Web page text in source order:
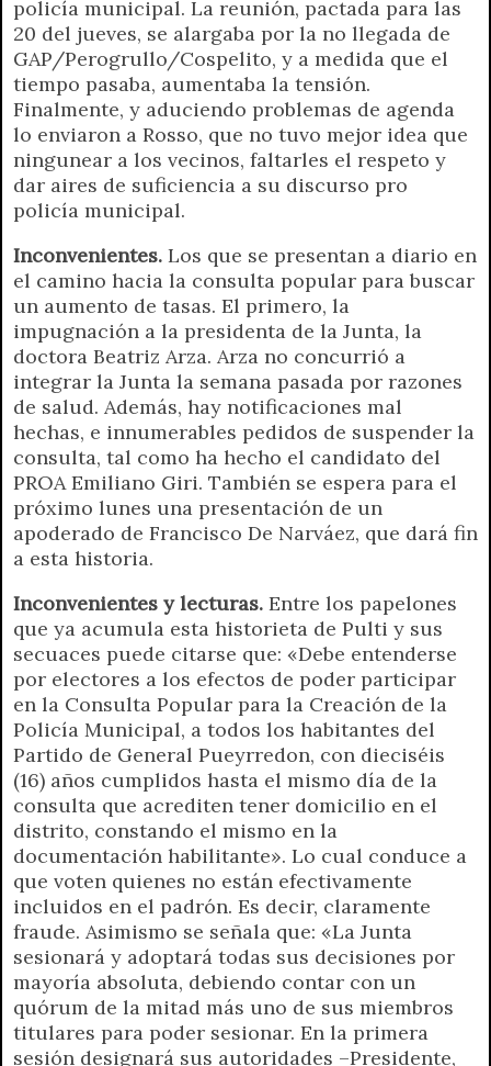
policía municipal. La reunión, pactada para las
20 del jueves, se alargaba por la no llegada de
GAP/Perogrullo/Cospelito, y a medida que el
tiempo pasaba, aumentaba la tensión.
Finalmente, y aduciendo problemas de agenda
lo enviaron a Rosso, que no tuvo mejor idea que
ningunear a los vecinos, faltarles el respeto y
dar aires de suficiencia a su discurso pro
policía municipal.
Inconvenientes. Los que se presentan a diario en
el camino hacia la consulta popular para buscar
un aumento de tasas. El primero, la
impugnación a la presidenta de la Junta, la
doctora Beatriz Arza. Arza no concurrió a
integrar la Junta la semana pasada por razones
de salud. Además, hay notificaciones mal
hechas, e innumerables pedidos de suspender la
consulta, tal como ha hecho el candidato del
PROA Emiliano Giri. También se espera para el
próximo lunes una presentación de un
apoderado de Francisco De Narváez, que dará fin
a esta historia.
Inconvenientes y lecturas. Entre los papelones
que ya acumula esta historieta de Pulti y sus
secuaces puede citarse que: «Debe entenderse
por electores a los efectos de poder participar
en la Consulta Popular para la Creación de la
Policía Municipal, a todos los habitantes del
Partido de General Pueyrredon, con dieciséis
(16) años cumplidos hasta el mismo día de la
consulta que acrediten tener domicilio en el
distrito, constando el mismo en la
documentación habilitante». Lo cual conduce a
que voten quienes no están efectivamente
incluidos en el padrón. Es decir, claramente
fraude. Asimismo se señala que: «La Junta
sesionará y adoptará todas sus decisiones por
mayoría absoluta, debiendo contar con un
quórum de la mitad más uno de sus miembros
titulares para poder sesionar. En la primera
sesión designará sus autoridades –Presidente,